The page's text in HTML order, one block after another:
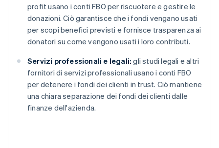
profit usano i conti FBO per riscuotere e gestire le
donazioni. Ciò garantisce che i fondi vengano usati
per scopi benefici previsti e fornisce trasparenza ai
donatori su come vengono usati i loro contributi.
Servizi professionali e legali: gli studi legali e altri
fornitori di servizi professionali usano i conti FBO
per detenere i fondi dei clienti in trust. Ciò mantiene
una chiara separazione dei fondi dei clienti dalle
finanze dell'azienda.